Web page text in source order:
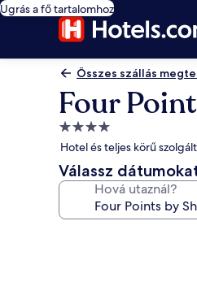
Ugrás a fő tartalomhoz
Összes szállás
Four
4.0
csillagos
szálláshely
Hotel és teljes körű
Válassz
Hová utaznál?